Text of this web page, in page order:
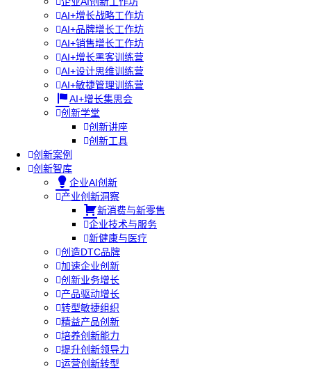
AI+增长战略工作坊
AI+品牌增长工作坊
AI+销售增长工作坊
AI+增长黑客训练营
AI+设计思维训练营
AI+敏捷管理训练营
AI+增长集思会
创新学堂
创新讲座
创新工具
创新案例
创新智库
企业AI创新
产业创新洞察
新消费与新零售
企业技术与服务
新健康与医疗
创造DTC品牌
加速企业创新
创新业务增长
产品驱动增长
转型敏捷组织
精益产品创新
培养创新能力
提升创新领导力
运营创新转型